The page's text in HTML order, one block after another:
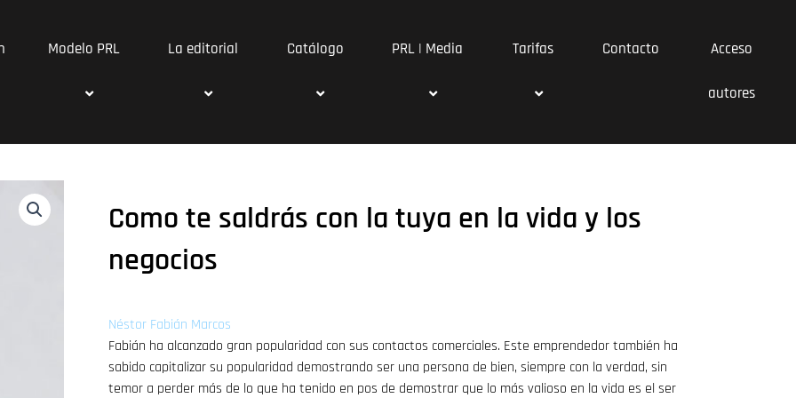
Modelo PRL La editorial Catálogo PRL | Media Tarifas Contacto Acceso
autores
Como te saldrás con la tuya en la vida y los
negocios
Néstor Fabián Marcos
Fabián ha alcanzado gran popularidad con sus contactos comerciales. Este emprendedor también ha
sabido capitalizar su popularidad demostrando ser una persona de bien, siempre con la verdad, sin
temor a perder más de lo que ha tenido en pos de demostrar que lo más valioso en la vida es el ser